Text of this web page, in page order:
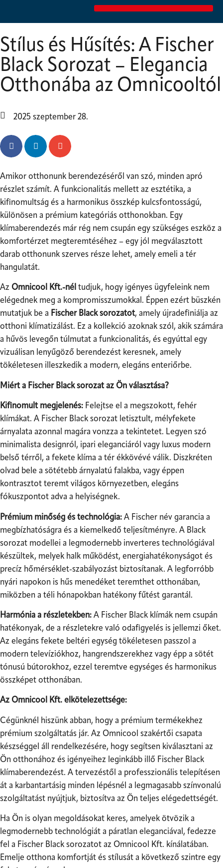
Stílus és Hűsítés: A Fischer
Black Sorozat – Elegancia
Otthonába az Omnicooltól
2025 szeptember 28.
Amikor otthonunk berendezéséről van szó, minden apró
részlet számít. A funkcionalitás mellett az esztétika, a
kifinomultság és a harmonikus összkép kulcsfontosságú,
különösen a prémium kategóriás otthonokban. Egy
klímaberendezés már rég nem csupán egy szükséges eszköz a
komfortérzet megteremtéséhez – egy jól megválasztott
darab otthonunk szerves része lehet, amely emeli a tér
hangulatát.
Az Omnicool Kft.-nél tudjuk, hogy igényes ügyfeleink nem
elégednek meg a kompromisszumokkal. Éppen ezért büszkén
mutatjuk be a Fischer Black sorozatot, amely újradefiniálja az
otthoni klímatizálást. Ez a kollekció azoknak szól, akik számára
a hűvös levegőn túlmutat a funkcionalitás, és egyúttal egy
vizuálisan lenyűgöző berendezést keresnek, amely
tökéletesen illeszkedik a modern, elegáns enteriőrbe.
Miért a Fischer Black sorozat az Ön választása?
Kifinomult megjelenés: Felejtse el a megszokott, fehér
klímákat. A Fischer Black sorozat letisztult, mélyfekete
árnyalata azonnal magára vonzza a tekintetet. Legyen szó
minimalista designról, ipari eleganciáról vagy luxus modern
belső térről, a fekete klíma a tér ékkövévé válik. Diszkréten
olvad bele a sötétebb árnyalatú falakba, vagy éppen
kontrasztot teremt világos környezetben, elegáns
fókuszpontot adva a helyiségnek.
Prémium minőség és technológia: A Fischer név garancia a
megbízhatóságra és a kiemelkedő teljesítményre. A Black
sorozat modellei a legmodernebb inverteres technológiával
készültek, melyek halk működést, energiahatékonyságot és
precíz hőmérséklet-szabályozást biztosítanak. A legforróbb
nyári napokon is hűs menedéket teremthet otthonában,
miközben a téli hónapokban hatékony fűtést garantál.
Harmónia a részletekben: A Fischer Black klímák nem csupán
hatékonyak, de a részletekre való odafigyelés is jellemzi őket.
Az elegáns fekete beltéri egység tökéletesen passzol a
modern televíziókhoz, hangrendszerekhez vagy épp a sötét
tónusú bútorokhoz, ezzel teremtve egységes és harmonikus
összképet otthonában.
Az Omnicool Kft. elkötelezettsége:
Cégünknél hiszünk abban, hogy a prémium termékekhez
prémium szolgáltatás jár. Az Omnicool szakértői csapata
készséggel áll rendelkezésére, hogy segítsen kiválasztani az
Ön otthonához és igényeihez leginkább illő Fischer Black
klímaberendezést. A tervezéstől a professzionális telepítésen
át a karbantartásig minden lépésnél a legmagasabb színvonalú
szolgáltatást nyújtjuk, biztosítva az Ön teljes elégedettségét.
Ha Ön is olyan megoldásokat keres, amelyek ötvözik a
legmodernebb technológiát a páratlan eleganciával, fedezze
fel a Fischer Black sorozatot az Omnicool Kft. kínálatában.
Emelje otthona komfortját és stílusát a következő szintre egy